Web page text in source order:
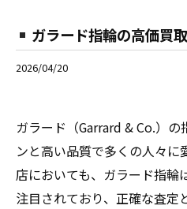
ガラード指輪の高価買
2026/04/20
ガラード（Garrard & Co.）
ンと高い品質で多くの人々に
店においても、ガラード指輪
注目されており、正確な査定